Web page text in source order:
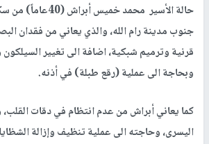
حالة الأسير محمد
جنوب مدينة رام الله، والذي يعاني من فقدان
قرنية وترميم شبكية، اضافة الى تغيير
وبحاجة الى عملية (رقع طبلة) في أذنه.
كما يعاني أبراش من عدم انتظام في دقات
اليسرى، وحاجته الى عملية تنظيف وإزالة